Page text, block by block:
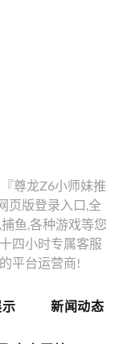
尊龙Z6小师妹推
页版登录入口,全
鱼,各种游戏等您
四小时专属客服
平台运营商!
新闻动态